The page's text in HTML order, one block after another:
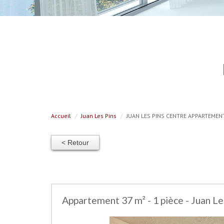
Accueil Juan Les Pins JUAN LES PINS CENTRE
< Retour
Appartement 37 m² - 1 pièce - Juan